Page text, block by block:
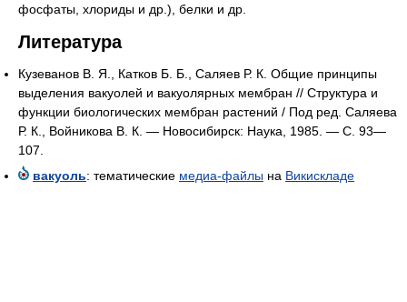
фосфаты, хлориды и др.), белки и др.
Литература
Кузеванов В. Я., Катков Б. Б., Саляев Р. К. Общие принципы
выделения вакуолей и вакуолярных мембран // Структура и
функции биологических мембран растений / Под ред. Саляева
Р. К., Войникова В. К. — Новосибирск: Наука, 1985. — С. 93—
107.
вакуоль: тематические медиа-файлы на Викискладе